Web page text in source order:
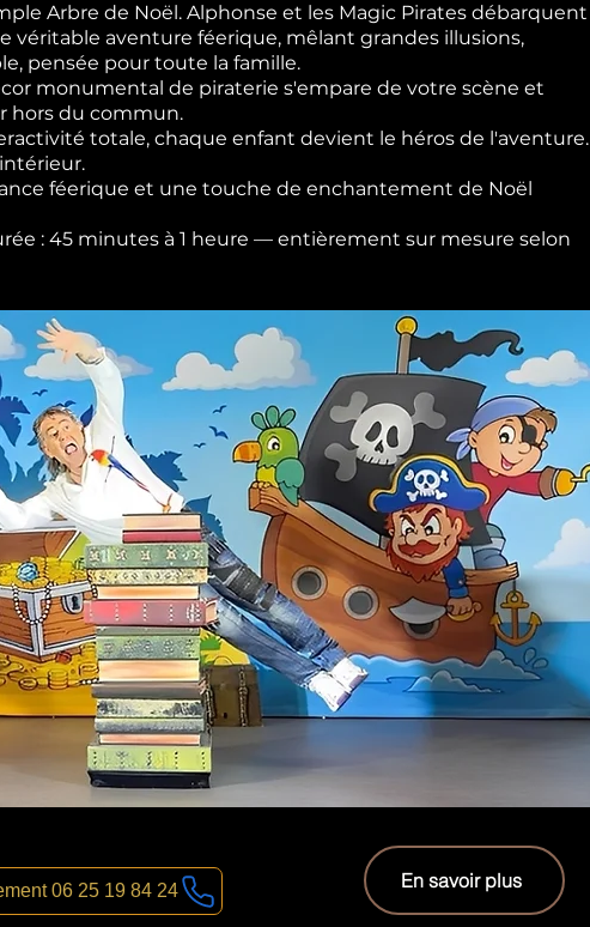
Arbre de Noël. Alphonse et les Magic Pirates débarquent
aventure féerique, mêlant grandes illusions,
pensée pour toute la famille.
monumental de piraterie s'empare de votre scène et
hors du commun.
totale, chaque enfant devient le héros de l'aventure.
féerique et une touche de enchantement de Noël
: 45 minutes à 1 heure — entièrement sur mesure selon
06 25 19 84 24 En savoir plus